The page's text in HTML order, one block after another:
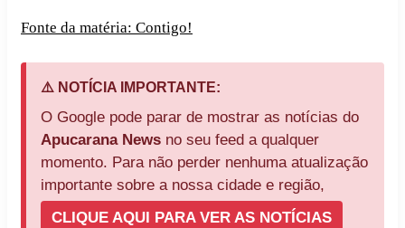
Fonte da matéria: Contigo!
⚠️ NOTÍCIA IMPORTANTE:
O Google pode parar de mostrar as notícias do
Apucarana News no seu feed a qualquer
momento. Para não perder nenhuma atualização
importante sobre a nossa cidade e região,
CLIQUE AQUI PARA VER AS NOTÍCIAS